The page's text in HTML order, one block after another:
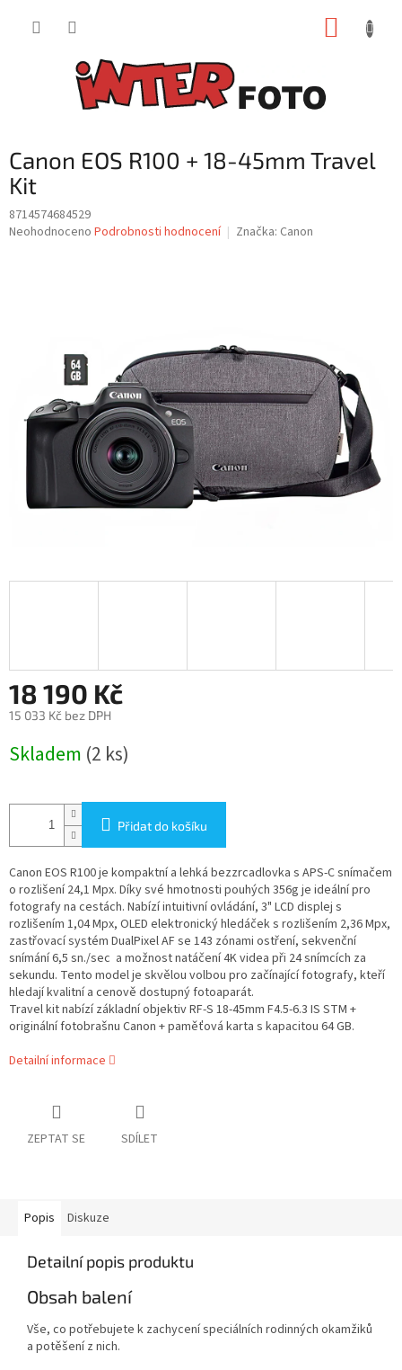
Canon EOS R100 + 18-45mm Travel
Kit
8714574684529
Průměrné
hvězdiček.
Neohodnoceno Podrobnosti hodnocení Značka: Canon
18 190 Kč
15 033 Kč bez DPH
cena:
Skladem (2 ks)
Přidat do košíku
Canon EOS R100 je kompaktní a lehká bezzrcadlovka s APS-C snímačem
o rozlišení 24,1 Mpx. Díky své hmotnosti pouhých 356g je ideální pro
fotografy na cestách. Nabízí intuitivní ovládání, 3" LCD displej s
rozlišením 1,04 Mpx, OLED elektronický hledáček s rozlišením 2,36 Mpx,
zastřovací systém DualPixel AF se 143 zónami ostření, sekvenční
snímání 6,5 sn./sec a možnost natáčení 4K videa při 24 snímcích za
sekundu. Tento model je skvělou volbou pro začínající fotografy, kteří
hledají kvalitní a cenově dostupný fotoaparát.
Travel kit nabízí základní objektivRF-S 18-45mm F4.5-6.3 IS STM +
originální fotobrašnu Canon + paměťová karta s kapacitou 64 GB.
Detailní informace
ZEPTAT SE SDÍLET
Popis Diskuze
Detailní popis produktu
Obsah balení
Vše, co potřebujete k zachycení speciálních rodinných okamžiků
a potěšení z nich.